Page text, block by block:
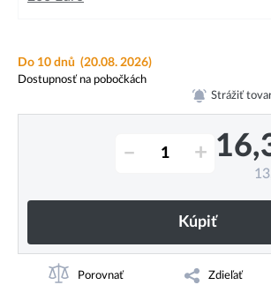
Do 10 dnů (20.08. 2026)
Dostupnosť na pobočkách
Strážiť
– +
Kúpiť
Porovnať Zdieľať